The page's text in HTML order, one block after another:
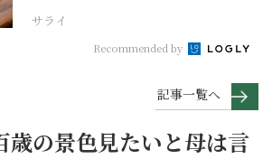
サライ
Recommended by
記事一覧へ
歳の景色見たいと母は言